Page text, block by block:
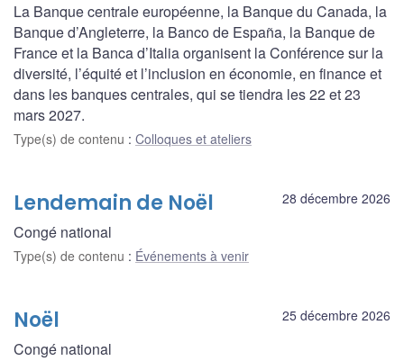
La Banque centrale européenne, la Banque du Canada, la
Banque d’Angleterre, la Banco de España, la Banque de
France et la Banca d’Italia organisent la Conférence sur la
diversité, l’équité et l’inclusion en économie, en finance et
dans les banques centrales, qui se tiendra les 22 et 23
mars 2027.
Type(s) de contenu : Colloques et ateliers
28 décembre 2026
Lendemain de Noël
Congé national
Type(s) de contenu : Événements à venir
25 décembre 2026
Noël
Congé national